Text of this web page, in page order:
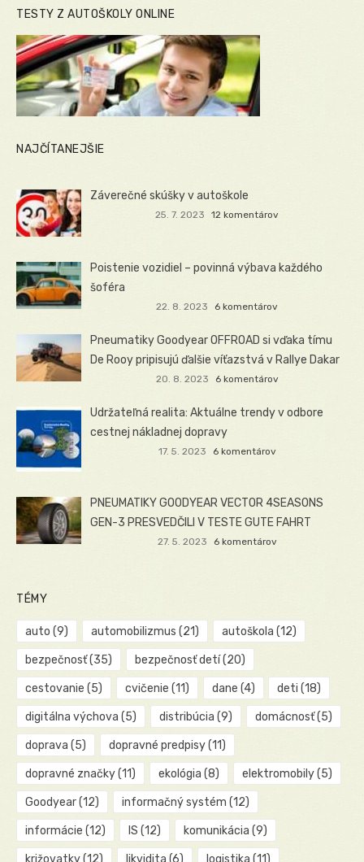
TESTY Z AUTOŠKOLY ONLINE
NAJČÍTANEJŠIE
Záverečné skúšky v autoškole
25. 7. 2023 12 komentárov
Poistenie vozidiel – povinná výbava každého
šoféra
22. 8. 2023 6 komentárov
Pneumatiky Goodyear OFFROAD si vďaka tímu
De Rooy pripisujú ďalšie víťazstvá v Rallye Dakar
20. 8. 2023 6 komentárov
Udržateľná realita: Aktuálne trendy v odbore
cestnej nákladnej dopravy
17. 5. 2023 6 komentárov
PNEUMATIKY GOODYEAR VECTOR 4SEASONS
GEN-3 PRESVEDČILI V TESTE GUTE FAHRT
27. 5. 2023 6 komentárov
TÉMY
auto (9) automobilizmus (21) autoškola (12)
bezpečnosť(35) bezpečnosť detí(20)
cestovanie (5) cvičenie (11) dane (4) deti (18)
digitálna výchova (5) distribúcia (9) domácnosť(5)
doprava (5) dopravné predpisy(11)
dopravné značky(11) ekológia (8) elektromobily(5)
Goodyear(12) informačný systém (12)
informácie (12) IS (12) komunikácia (9)